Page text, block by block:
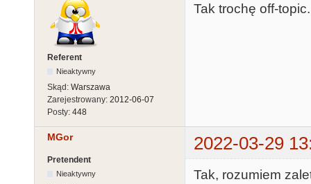
Referent
Nieaktywny
Skąd: Warszawa
Zarejestrowany: 2012-06-07
Posty: 448
Tak trochę off-
MGor 2022-03-29
Pretendent
Nieaktywny
Tak, rozumiem